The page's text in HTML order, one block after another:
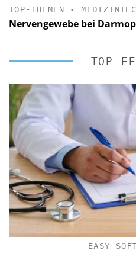
TOP-THEMEN •
Nervengewebe bei
TOP-
EASY